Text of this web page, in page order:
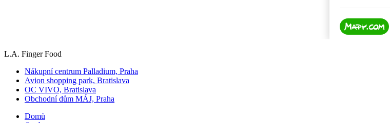
L.A. Finger Food
Nákupní centrum Palladium, Praha
Avion shopping park, Bratislava
OC VIVO, Bratislava
Obchodní dům MÁJ, Praha
Domů